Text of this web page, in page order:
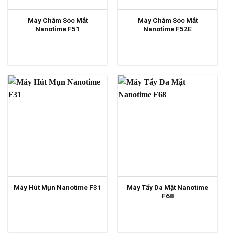
Máy Chăm Sóc Mắt
Nanotime F51
Máy Chăm Sóc Mắt
Nanotime F52E
Máy Hút Mụn Nanotime F31
Máy Tẩy Da Mặt Nanotime
F68